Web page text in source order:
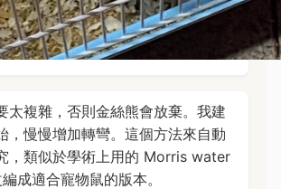
太複雜，否則金絲熊會放棄。我建
，慢慢增加轉彎。這個方法來自動
，類似於學術上用的 Morris water
成適合寵物鼠的版本。